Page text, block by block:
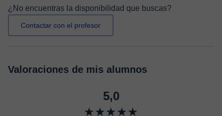
¿No encuentras la disponibilidad que buscas?
Contactar con el profesor
Valoraciones de mis alumnos
5,0
★★★★★